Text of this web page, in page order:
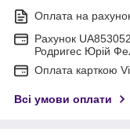
Оплата на
Рахунок
Родригес Юрій
Оплата карткою
Всі умови оплати